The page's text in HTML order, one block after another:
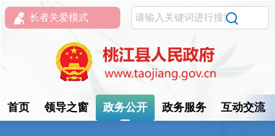
长者关爱模式
首页 领导之窗 政务公开 政务服务 互动交流